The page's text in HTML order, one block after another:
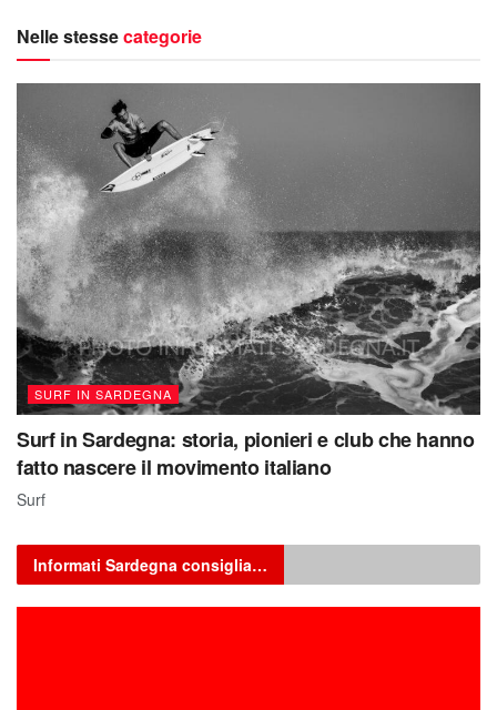
Nelle stessecategorie
SURF IN SARDEGNA
Surf in Sardegna: storia, pionieri e club che hanno
fatto nascere il movimento italiano
Surf
Informati Sardegna consiglia…